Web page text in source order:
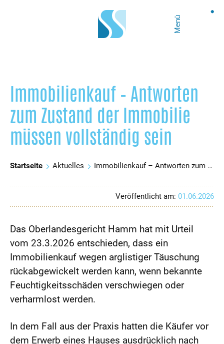
Menü
Immobilienkauf – Antworten
zum Zustand der Immobilie
müssen vollständig sein
Startseite Aktuelles Immobilienkauf – Antworten zum Zustand der Immobilie müssen vollständig sein
Veröffentlicht am: 01.06.2026
Das Oberlandesgericht Hamm hat mit Urteil
vom 23.3.2026 entschieden, dass ein
Immobilienkauf wegen arglistiger Täuschung
rückabgewickelt werden kann, wenn bekannte
Feuchtigkeitsschäden verschwiegen oder
verharmlost werden.
In dem Fall aus der Praxis hatten die Käufer vor
dem Erwerb eines Hauses ausdrücklich nach